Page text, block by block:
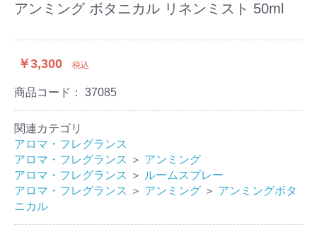
アンミング ボタニカル リネンミスト 50ml
￥3,300 税込
商品コード： 37085
関連カテゴリ
アロマ・フレグランス
アロマ・フレグランス ＞ アンミング
アロマ・フレグランス ＞ ルームスプレー
アロマ・フレグランス ＞ アンミング ＞ アンミングボタ
ニカル